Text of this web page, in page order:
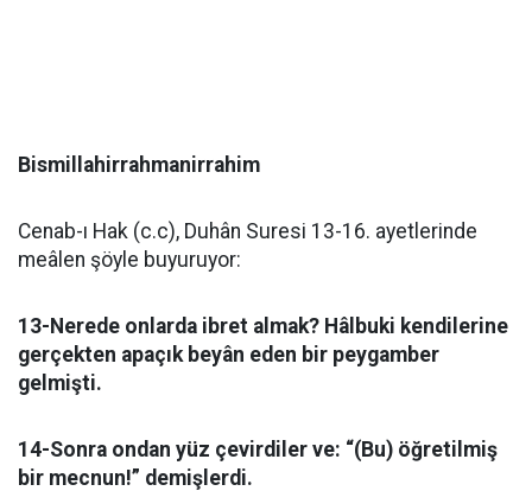
Bismillahirrahmanirrahim
Cenab-ı Hak (c.c), Duhân Suresi 13-16. ayetlerinde
meâlen şöyle buyuruyor:
13-Nerede onlarda ibret almak? Hâlbuki kendilerine
gerçekten apaçık beyân eden bir peygamber
gelmişti.
14-Sonra ondan yüz çevirdiler ve: “(Bu) öğretilmiş
bir mecnun!” demişlerdi.